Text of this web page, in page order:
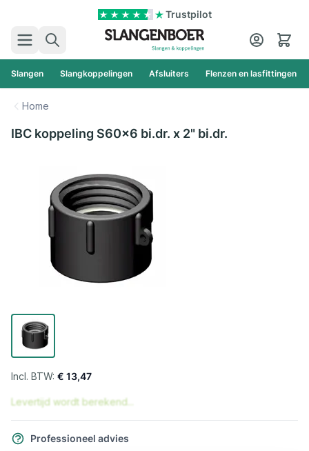
Trustpilot
Zoek
Cart
Slangen Slangkoppelingen Afsluiters Flenzen en lasfittingen
Home
IBC koppeling S60x6 bi.dr. x 2" bi.dr.
€ 13,47
Levertijd wordt berekend...
Professioneel advies